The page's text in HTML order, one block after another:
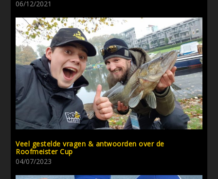
06/12/2021
Veel gestelde vragen & antwoorden over de
Roofmeister Cup
04/07/2023